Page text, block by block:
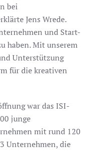
bei
Jens Wrede.
und Start-
haben. Mit unserem
Unterstützung
für die kreativen
war das ISI-
junge
mit rund 120
Unternehmen, die